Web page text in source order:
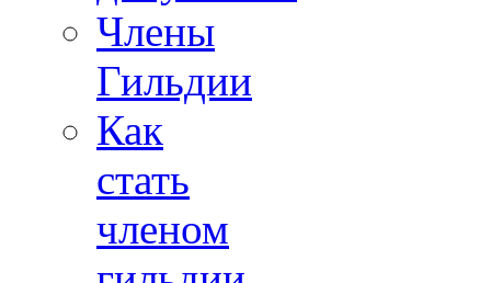
Члены
Гильдии
Как
стать
членом